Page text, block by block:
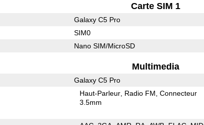
Carte SIM 1
Galaxy C5 Pro
SIM0
Nano SIM/MicroSD
Multimedia
Galaxy C5 Pro
Haut-Parleur Radio FM Connecteur
3.5mm